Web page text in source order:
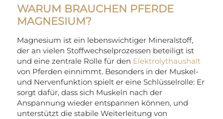
WARUM BRAUCHEN PFERDE
MAGNESIUM?
Magnesium ist ein lebenswichtiger Mineralstoff,
der an vielen Stoffwechselprozessen beteiligt ist
und eine zentrale Rolle für den Elektrolythaushalt
von Pferden einnimmt. Besonders in der Muskel-
und Nervenfunktion spielt er eine Schlüsselrolle: Er
sorgt dafür, dass sich Muskeln nach der
Anspannung wieder entspannen können, und
unterstützt die stabile Weiterleitung von